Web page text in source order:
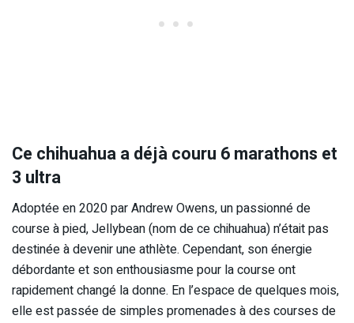
Ce chihuahua a déjà couru 6 marathons et
3 ultra
Adoptée en 2020 par Andrew Owens, un passionné de
course à pied, Jellybean (nom de ce chihuahua) n’était pas
destinée à devenir une athlète. Cependant, son énergie
débordante et son enthousiasme pour la course ont
rapidement changé la donne. En l’espace de quelques mois,
elle est passée de simples promenades à des courses de